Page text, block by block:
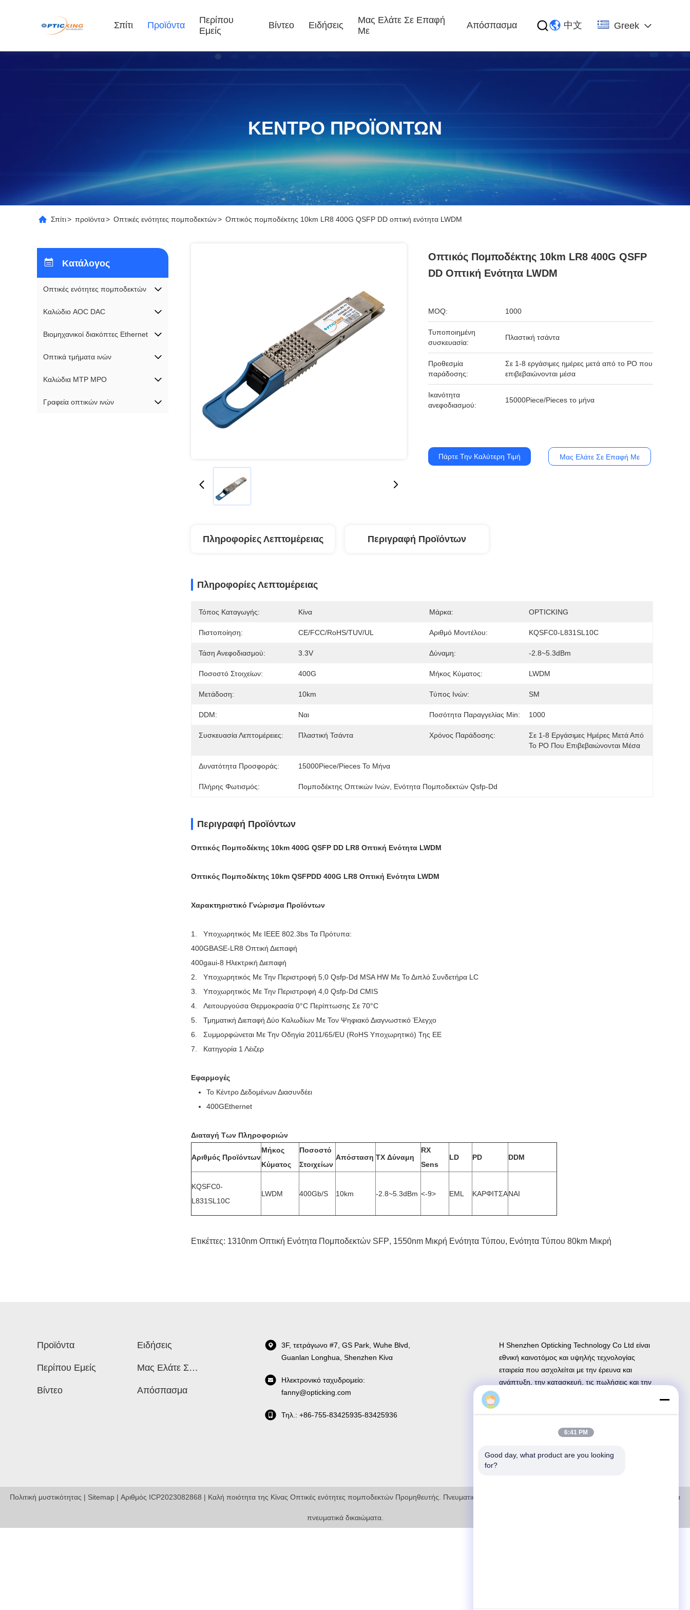
Σπίτι Προϊόντα
Περίπου
Εμείς
Βίντεο Ειδήσεις
Μας Ελάτε Σε Επαφή
Με
Απόσπασμα 中文 Greek
ΚΕΝΤΡΟ ΠΡΟΪΟΝΤΩΝ
Σπίτι> προϊόντα> Οπτικές ενότητες πομποδεκτών> Οπτικός πομποδέκτης 10km LR8 400G QSFP DD οπτική ενότητα LWDM
Κατάλογος
Οπτικές ενότητες πομποδεκτών
Καλώδιο AOC DAC
Βιομηχανικοί διακόπτες Ethernet
Οπτικά τμήματα ινών
Καλώδια MTP MPO
Γραφεία οπτικών ινών
Οπτικός Πομποδέκτης 10km LR8 400G QSFP
DD Οπτική Ενότητα LWDM
MOQ: 1000
Τυποποιημένη
συσκευασία:
Πλαστική τσάντα
Προθεσμία
παράδοσης:
Σε 1-8 εργάσιμες ημέρες μετά από το PO που
επιβεβαιώνονται μέσα
Ικανότητα
ανεφοδιασμού:
15000Piece/Pieces το μήνα
Πάρτε Την Καλύτερη Τιμή Μας Ελάτε Σε Επαφή Με
Πληροφορίες Λεπτομέρειας Περιγραφή Προϊόντων
Πληροφορίες Λεπτομέρειας
Τόπος Καταγωγής: Κίνα Μάρκα: OPTICKING
Πιστοποίηση: CE/FCC/RoHS/TUV/UL Αριθμό Μοντέλου: KQSFC0-L831SL10C
Τάση Ανεφοδιασμού: 3.3V Δύναμη: -2.8~5.3dBm
Ποσοστό Στοιχείων: 400G Μήκος Κύματος: LWDM
Μετάδοση: 10km Τύπος Ινών: SM
DDM: Ναι Ποσότητα Παραγγελίας Min: 1000
Συσκευασία Λεπτομέρειες: Πλαστική Τσάντα Χρόνος Παράδοσης:
Σε 1-8 Εργάσιμες Ημέρες Μετά Από
Το PO Που Επιβεβαιώνονται Μέσα
Δυνατότητα Προσφοράς: 15000Piece/Pieces Το Μήνα
Πλήρης Φωτισμός: Πομποδέκτης Οπτικών Ινών, Ενότητα Πομποδεκτών Qsfp-Dd
Περιγραφή Προϊόντων
Οπτικός Πομποδέκτης 10km 400G QSFP DD LR8 Οπτική Ενότητα LWDM
Οπτικός Πομποδέκτης 10km QSFPDD 400G LR8 Οπτική Ενότητα LWDM
Χαρακτηριστικό Γνώρισμα Προϊόντων
1. Υποχωρητικός Με IEEE 802.3bs Τα Πρότυπα:
400GBASE-LR8 Οπτική Διεπαφή
400gaui-8 Ηλεκτρική Διεπαφή
2. Υποχωρητικός Με Την Περιστροφή 5,0 Qsfp-Dd MSA HW Με Το Διπλό Συνδετήρα LC
3. Υποχωρητικός Με Την Περιστροφή 4,0 Qsfp-Dd CMIS
4. Λειτουργούσα Θερμοκρασία 0°C Περίπτωσης Σε 70°C
5. Τμηματική Διεπαφή Δύο Καλωδίων Με Τον Ψηφιακό Διαγνωστικό Έλεγχο
6. Συμμορφώνεται Με Την Οδηγία 2011/65/EU (RoHS Υποχωρητικό) Της ΕΕ
7. Κατηγορία 1 Λέιζερ
Εφαρμογές
Το Κέντρο Δεδομένων Διασυνδέει
400GEthernet
Διαταγή Των Πληροφοριών
Αριθμός Προϊόντων
Μήκος
Κύματος
Ποσοστό
Στοιχείων
Απόσταση TX Δύναμη
RX
Sens
LD PD DDM
KQSFC0-
L831SL10C
LWDM 400Gb/s 10km -2.8~5.3dBm <-9> EML ΚΑΡΦΙΤΣΑΝΑΙ
Ετικέττες: 1310nm Οπτική Ενότητα Πομποδεκτών SFP, 1550nm Μικρή Ενότητα Τύπου, Ενότητα Τύπου 80km Μικρή
Προϊόντα
Περίπου Εμείς
Βίντεο
Ειδήσεις
Μας Ελάτε Σε
Απόσπασμα
3F, τετράγωνο #7, GS Park, Wuhe Blvd,
Guanlan Longhua, Shenzhen Κίνα
Ηλεκτρονικό ταχυδρομείο:
fanny@opticking.com
Τηλ.: +86-755-83425935-83425936
Η Shenzhen Opticking Technology Co Ltd είναι
εθνική καινοτόμος και υψηλής τεχνολογίας
εταιρεία που ασχολείται με την έρευνα και
ανάπτυξη, την κατασκευή, τις πωλήσεις και την
 
Πολιτική μυστικότητας | Sitemap | Αριθμός ICP2023082868 | Καλή ποιότητα της Κίνας Οπτικές ενότητες πομποδεκτών Προμηθευτής. Πνευματικά δικαιώματα © 2021-2026 opticking.com . Διατηρούνται όλα τα
πνευματικά δικαιώματα.
6:41 PM
Good day, what product are you looking
for?